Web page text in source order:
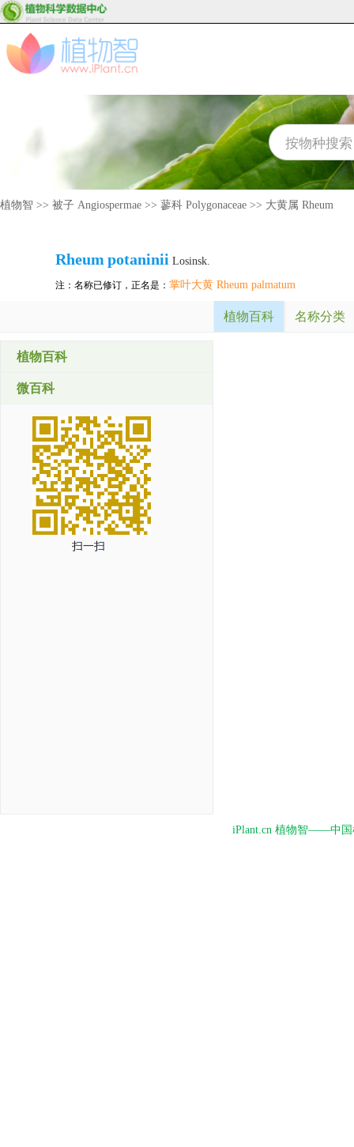
植物智 >> 被子 Angiospermae >> 蓼科 Polygonaceae >> 大黄属 Rheum
Rheum potaninii Losinsk.
注：名称已修订，正名是： 掌叶大黄 Rheum palmatum
植物百科 名称分类
植物百科
微百科
扫一扫
iPlant.cn 植物智——中国